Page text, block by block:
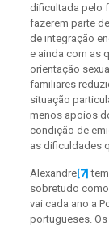
dificultada pelo
fazerem parte
de integração
e ainda com as
orientação
familiares
situação
menos apoios
condição de
as dificuldades
Alexandre[7]
sobretudo
vai cada ano a
portugueses.